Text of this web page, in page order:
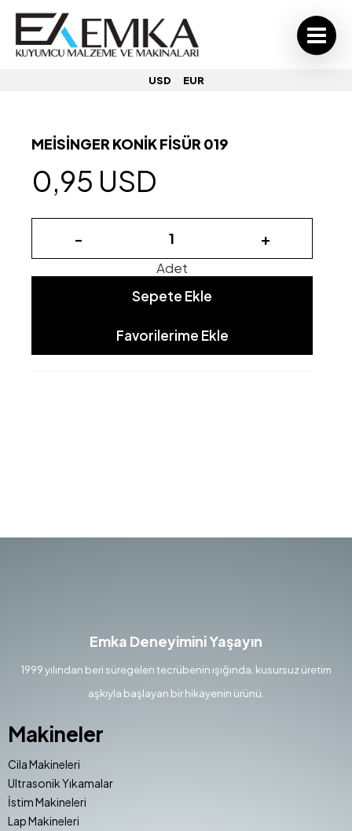
USD EUR
MEİSİNGER KONİK FİSÜR 019
0,95 USD
- +
Adet
Sepete Ekle
Favorilerime Ekle
Emka Deneyimini Yaşayın
1999 yılından beri süregelen tecrübenin ışığında, kusursuz üretim
aşkıyla başlayan bir hikayenin ürünü.
Makineler
Cila Makineleri
Ultrasonik Yıkamalar
İstim Makineleri
Lap Makineleri